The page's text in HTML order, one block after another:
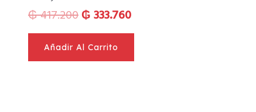
₲417.200era:
₲ 417.200.
₲333.760es:
₲ 333.760.
Añadir Al Carrito